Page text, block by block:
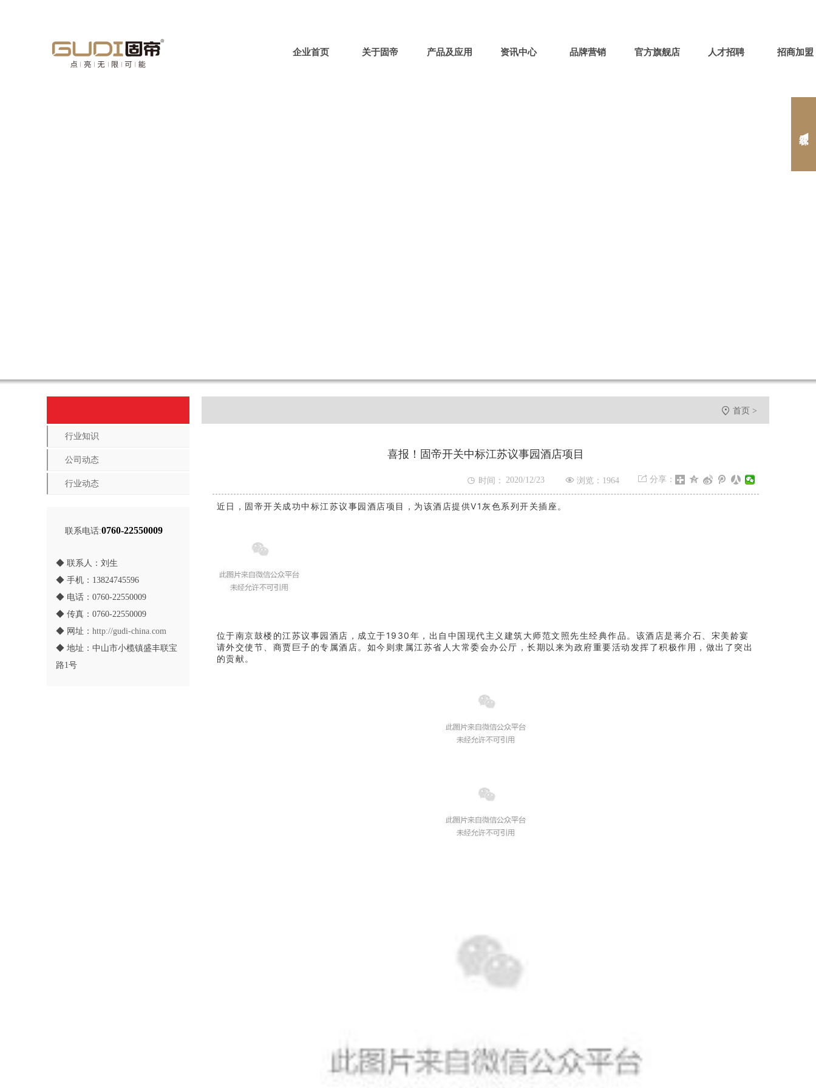
企业首页 关于固帝 产品及应用 资讯中心 品牌营销 官方旗舰店 人才招聘 招商加盟
行业知识
公司动态
行业动态
联系电话:0760-22550009
◆ 联系人：刘生
◆ 手机：13824745596
◆ 电话：0760-22550009
◆ 传真：0760-22550009
◆ 网址： http://gudi-china.com
◆ 地址：中山市小榄镇盛丰联宝
路1号
 首页 >
喜报！固帝开关中标江苏议事园酒店项目
 分享：
浏览：1964
 时间： 2020/12/23
10:25:50
近日，固帝开关成功中标江苏议事园酒店项目，为该酒店提供V1灰色系列开关插座。
位于南京鼓楼的江苏议事园酒店，成立于1930年，出自中国现代主义建筑大师范文照先生经典作品。该酒店是蒋介石、宋美龄宴
请外交使节、商贾巨子的专属酒店。如今则隶属江苏省人大常委会办公厅，长期以来为政府重要活动发挥了积极作用，做出了突出
的贡献。
在线客服 ◀